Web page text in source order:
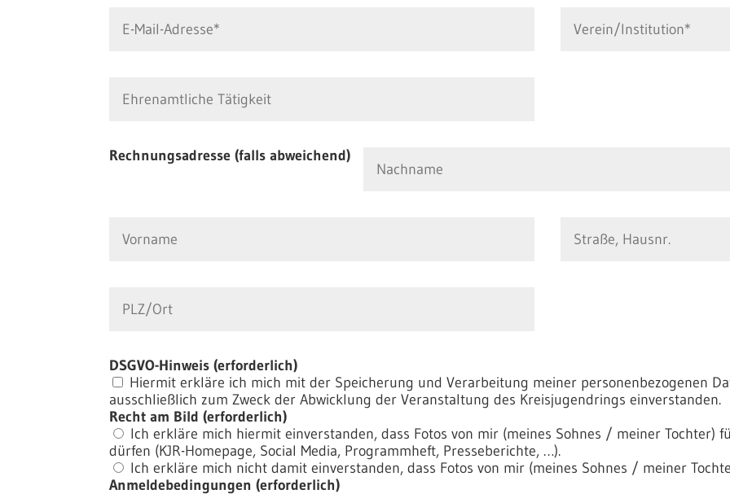
Rechnungsadresse (falls abweichend)
DSGVO-Hinweis (erforderlich)
Hiermit erkläre ich mich mit der Speicherung und Verarbeitung meiner personenbezogenen
ausschließlich zum Zweck der Abwicklung der Veranstaltung des Kreisjugendrings einverstanden.
Recht am Bild (erforderlich)
Ich erkläre mich hiermit einverstanden, dass Fotos von mir (meines Sohnes / meiner Tochter)
dürfen (KJR-Homepage, Social Media, Programmheft, Presseberichte, …).
Ich erkläre mich nicht damit einverstanden, dass Fotos von mir (meines Sohnes / meiner
Anmeldebedingungen (erforderlich)